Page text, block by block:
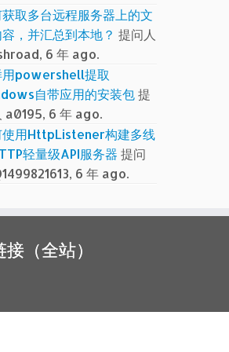
取多台远程服务器上的文
，并汇总到本地？ 提问人
6 年 ago.
用powershell提取
自带应用的安装包提
a0195, 6 年 ago.
使用HttpListener构建多线
轻量级API服务器 提问
6 年 ago.
（全站）